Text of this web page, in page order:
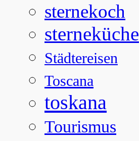
sternekoch
sterneküche
Städtereisen
Toscana
toskana
Tourismus